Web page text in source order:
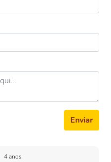
Enviar
4 anos